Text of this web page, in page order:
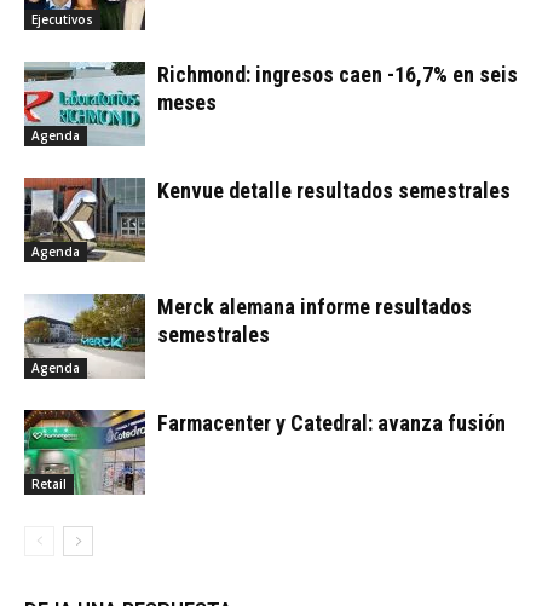
Ejecutivos
Agenda
Richmond: ingresos caen -16,7% en seis
meses
Agenda
Kenvue detalle resultados semestrales
Agenda
Merck alemana informe resultados
semestrales
Retail
Farmacenter y Catedral: avanza fusión